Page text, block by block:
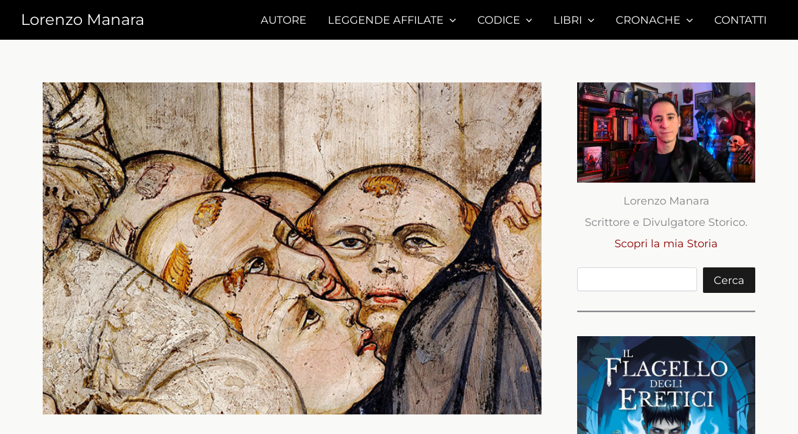
contenuto
Lorenzo Manara AUTORE LEGGENDE AFFILATE CODICE LIBRI CRONACHE CONTATTI
Lorenzo Manara
Scrittore e Divulgatore Storico.
Scopri la mia Storia
Cerca
Cerca